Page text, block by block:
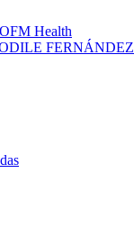
OFM Health
FERNÁNDEZ